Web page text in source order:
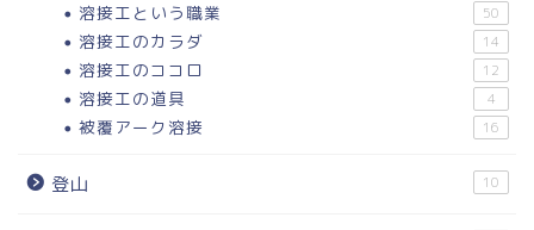
溶接工という職業 50
溶接工のカラダ 14
溶接工のココロ 12
溶接工の道具 4
被覆アーク溶接 16
登山 10